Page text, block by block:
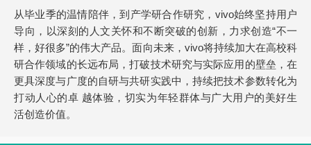
从毕业季的温情陪伴，到产学研合作研究，vivo始终坚持用户
导向，以深刻的人文关怀和不断突破的创新，力求创造“不一
样，好很多”的伟大产品。面向未来，vivo将持续加大在高校科
研合作领域的长远布局，打破技术研究与实际应用的壁垒，在
更具深度与广度的自研与共研实践中，持续把技术参数转化为
打动人心的卓 越体验，切实为年轻群体与广大用户的美好生
活创造价值。